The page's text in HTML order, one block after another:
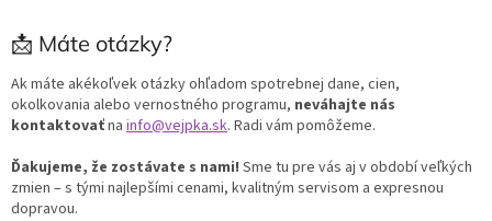
📩 Máte otázky?
Ak máte akékoľvek otázky ohľadom spotrebnej dane, cien,
okolkovania alebo vernostného programu, neváhajte nás
kontaktovaťna info@vejpka.sk. Radi vám pomôžeme.
Ďakujeme, že zostávate s nami! Sme tu pre vás aj v období veľkých
zmien – s tými najlepšími cenami, kvalitným servisom a expresnou
dopravou.